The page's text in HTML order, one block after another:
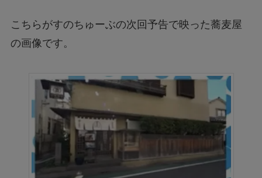
こちらがすのちゅーぶの次回予告で映った蕎麦屋
の画像です。